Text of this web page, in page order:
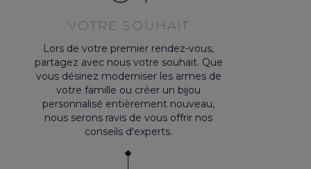
VOTRE SOUHAIT
Lors de votre premier rendez-vous,
partagez avec nous votre souhait. Que
vous désiriez moderniser les armes de
votre famille ou créer un bijou
personnalisé entièrement nouveau,
nous serons ravis de vous offrir nos
conseils d'experts.